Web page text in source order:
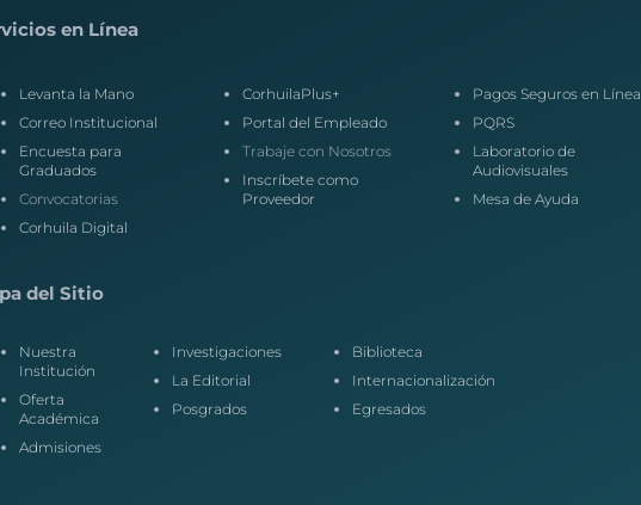
en Línea
Levanta la Mano
Correo Institucional
Encuesta para
Graduados
Convocatorias
Corhuila Digital
CorhuilaPlus+
Portal del Empleado
Trabaje con Nosotros
Inscríbete como
Proveedor
Pagos Seguros en Línea
PQRS
Laboratorio de
Audiovisuales
Mesa de Ayuda
del Sitio
Nuestra
Institución
Oferta
Académica
Admisiones
Investigaciones
La Editorial
Posgrados
Biblioteca
Internacionalización
Egresados